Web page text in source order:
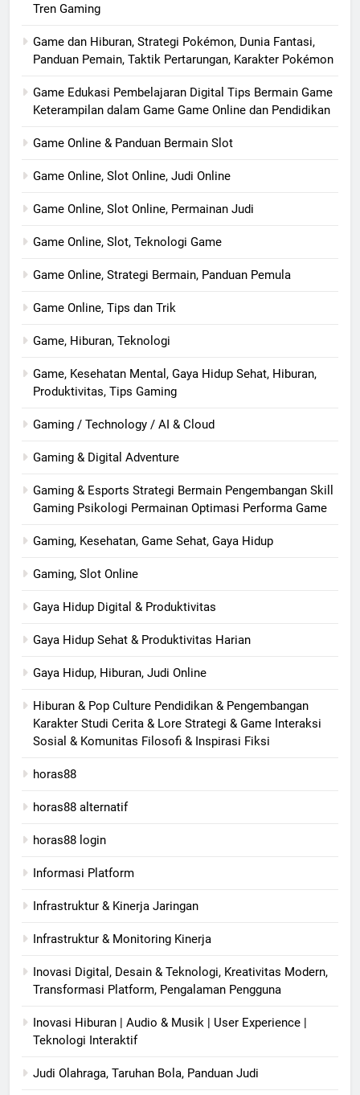
Tren Gaming
Game dan Hiburan, Strategi Pokémon, Dunia Fantasi,
Panduan Pemain, Taktik Pertarungan, Karakter Pokémon
Game Edukasi Pembelajaran Digital Tips Bermain Game
Keterampilan dalam Game Game Online dan Pendidikan
Game Online & Panduan Bermain Slot
Game Online, Slot Online, Judi Online
Game Online, Slot Online, Permainan Judi
Game Online, Slot, Teknologi Game
Game Online, Strategi Bermain, Panduan Pemula
Game Online, Tips dan Trik
Game, Hiburan, Teknologi
Game, Kesehatan Mental, Gaya Hidup Sehat, Hiburan,
Produktivitas, Tips Gaming
Gaming / Technology / AI & Cloud
Gaming & Digital Adventure
Gaming & Esports Strategi Bermain Pengembangan Skill
Gaming Psikologi Permainan Optimasi Performa Game
Gaming, Kesehatan, Game Sehat, Gaya Hidup
Gaming, Slot Online
Gaya Hidup Digital & Produktivitas
Gaya Hidup Sehat & Produktivitas Harian
Gaya Hidup, Hiburan, Judi Online
Hiburan & Pop Culture Pendidikan & Pengembangan
Karakter Studi Cerita & Lore Strategi & Game Interaksi
Sosial & Komunitas Filosofi & Inspirasi Fiksi
horas88
horas88 alternatif
horas88 login
Informasi Platform
Infrastruktur & Kinerja Jaringan
Infrastruktur & Monitoring Kinerja
Inovasi Digital, Desain & Teknologi, Kreativitas Modern,
Transformasi Platform, Pengalaman Pengguna
Inovasi Hiburan | Audio & Musik | User Experience |
Teknologi Interaktif
Judi Olahraga, Taruhan Bola, Panduan Judi